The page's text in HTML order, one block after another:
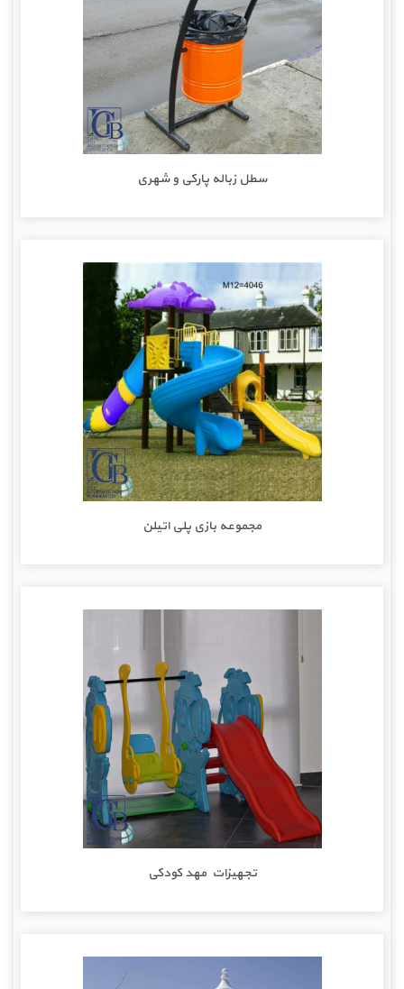
سطل زباله پارکی و شهری
مجموعه بازی پلی اتیلن
تجهیزات مهد کودکی